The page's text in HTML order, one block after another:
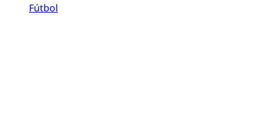
Fútbol